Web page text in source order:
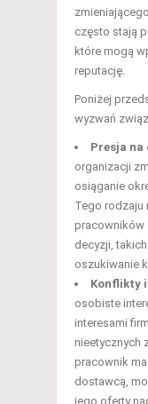
często stają
które mogą
reputację.
Poniżej
wyzwań
Presja na
organizacji
osiąganie
Tego rodzaju
pracowników
decyzji,
oszukiwanie
Konflikty
osobiste
interesami
nieetycznych
pracownik
dostawcą,
jego oferty